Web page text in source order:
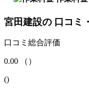
宮田建設の 口コミ
口コミ総合評価
0.00 （ ）
()